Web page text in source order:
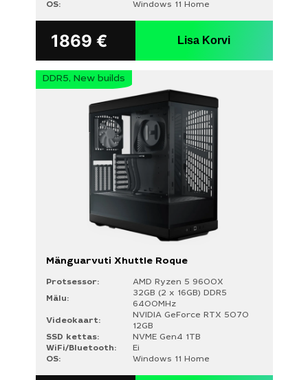
Windows 11 Pro
SSD KETTAS
NVME Gen3 500GB
NVME Gen4 1TB
NVME Gen4 1TB + 1TB
NVME Gen4 2TB
NVME Gen4 500GB + 1TB
WIFI/BLUETOOTH
OS:
Windows 11 Home
1869 € Lisa Korvi
DDR5, New builds
Mänguarvuti Xhuttle Roque
Protsessor:
AMD Ryzen 5 9600X
Mälu:
32GB (2 x 16GB) DDR5
6400MHz
Videokaart:
NVIDIA GeForce RTX 5070
12GB
SSD kettas:
NVME Gen4 1TB
WiFi/Bluetooth:
Ei
OS:
Windows 11 Home